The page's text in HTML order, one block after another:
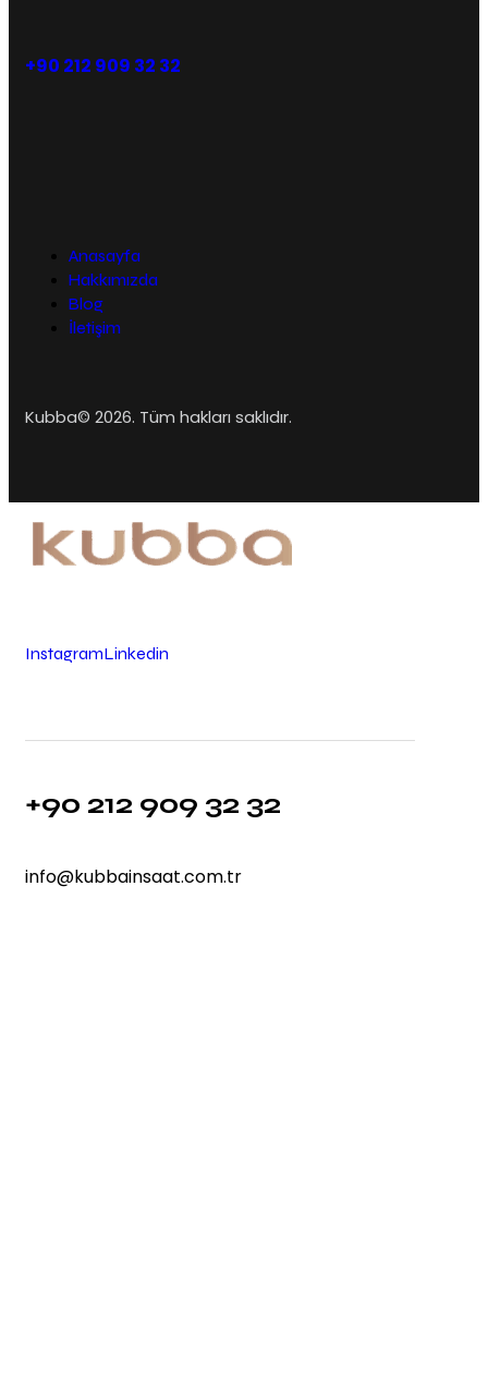
+90 212 909 32 32
Anasayfa
Hakkımızda
Blog
İletişim
Kubba© 2026. Tüm hakları saklıdır.
InstagramLinkedin
+90 212 909 32 32
info@kubbainsaat.com.tr